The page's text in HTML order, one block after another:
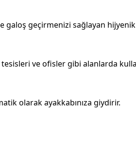
geçirmenizi sağlayan hijyenik
ve ofisler gibi alanlarda
olarak ayakkabınıza giydirir.